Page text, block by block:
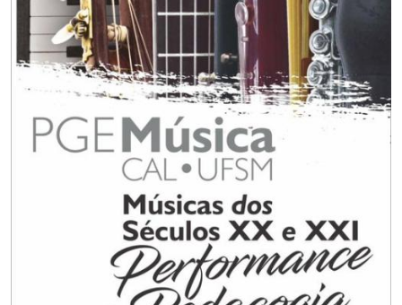
Secretaria de Governo
Gabinete de Segurança Institucional
Advocacia-Geral da União
Banco Central do Brasil